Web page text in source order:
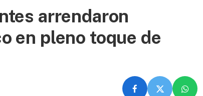
arrendaron
en pleno toque de